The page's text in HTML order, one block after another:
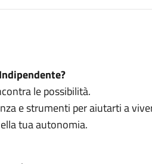
le possibilità.
e strumenti per aiutarti a
tua autonomia.